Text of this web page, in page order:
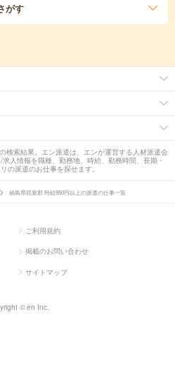
がす
検索結果。エン派遣は、エンが運営する人材派遣会
人情報を職種、勤務地、時給、勤務時間、長期・
の派遣のお仕事を探せます。
福島県双葉郡 時給950円以上の派遣の仕事一覧
ご利用規約
掲載のお問い合わせ
サイトマップ
© en Inc.